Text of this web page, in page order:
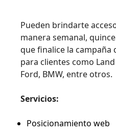
Pueden brindarte
manera semanal,
que finalice la campaña
para clientes como
Ford, BMW, entre otros.
Servicios:
Posicionamiento web